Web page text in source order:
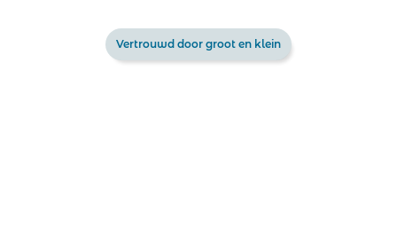
Vertrouwd door groot en klein